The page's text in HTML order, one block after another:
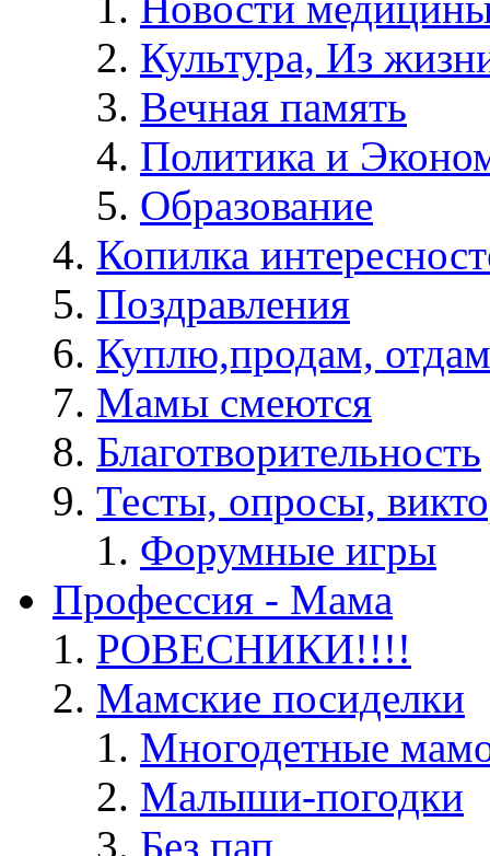
Культура, Из
Вечная память
Политика и
Образование
Копилка
Поздравления
Куплю,продам,
Мамы смеются
Благотворительность
Тесты, опросы,
Форумные игры
Профессия - Мама
РОВЕСНИКИ!!!!
Мамские посиделки
Многодетные
Малыши-погодки
Без пап